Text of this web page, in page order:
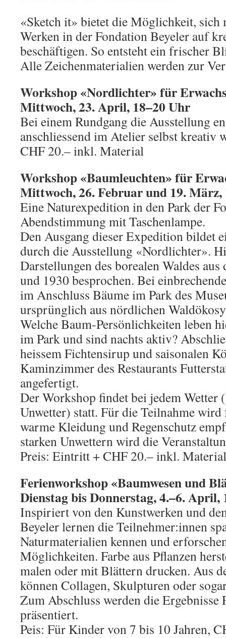
«Sketch it» bietet die Möglichkeit, sich
Werken in der Fondation Beyeler auf
beschäftigen. So entsteht ein frischer
Alle Zeichenmaterialien werden zur
Workshop «Nordlichter» für
Mittwoch, 23. April, 18–20 Uhr
Bei einem Rundgang die Ausstellung
anschliessend im Atelier selbst kreativ
CHF 20.– inkl. Material
Workshop «Baumleuchten» für
Mittwoch, 26. Februar und 19. März,
Eine Naturexpedition in den Park der
Abendstimmung mit Taschenlampe.
Den Ausgang dieser Expedition bildet
durch die Ausstellung «Nordlichter».
Darstellungen des borealen Waldes
und 1930 besprochen. Bei
im Anschluss Bäume im Park des
ursprünglich aus nördlichen
Welche Baum-Persönlichkeiten leben
im Park und sind nachts aktiv?
heissem Fichtensirup und saisonalen
Kaminzimmer des Restaurants
angefertigt.
Der Workshop findet bei jedem Wetter
Unwetter) statt. Für die Teilnahme wird
warme Kleidung und Regenschutz
starken Unwettern wird die
Preis: Eintritt + CHF 20.– inkl. Material
Ferienworkshop «Baumwesen und
Dienstag bis Donnerstag, 4.–6. April,
Inspiriert von den Kunstwerken und
Beyeler lernen die Teilnehmer:innen
Naturmaterialien kennen und
Möglichkeiten. Farbe aus Pflanzen
malen oder mit Blättern drucken. Aus
können Collagen, Skulpturen oder
Zum Abschluss werden die Ergebnisse
präsentiert.
Peis: Für Kinder von 7 bis 10 Jahren,